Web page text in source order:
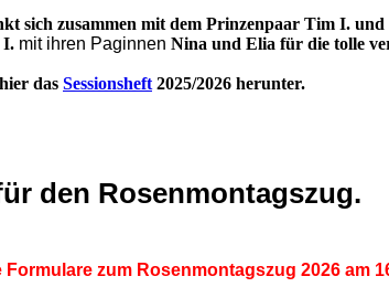
sich zusammen mit dem Prinzenpaar Tim I. und
I. mit ihren Paginnen Nina und Elia für die tolle
das Sessionsheft 2025/2026 herunter.
den Rosenmontagszug.
Formulare zum Rosenmontagszug 2026 am